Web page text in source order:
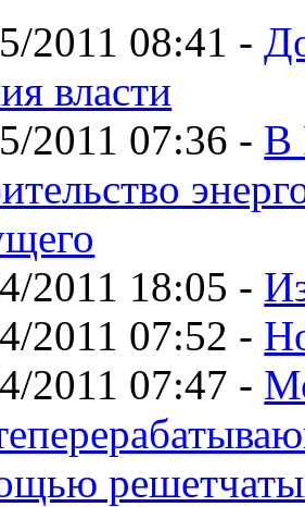
2011 08:41 -
власти
2011 07:36 - В
2011 18:05 -
2011 07:52 -
2011 07:47 -